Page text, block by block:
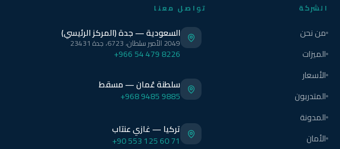
الشركة
من نحن
الميزات
الأسعار
المتدربون
المدونة
الأمان
تواصل معنا
السعودية — جدة (المركز الرئيسي)
2049 الأمير سلطان، 6723، جدة 23431
+966 54 479 8226
سلطنة عُمان — مسقط
+968 9485 9885
تركيا — غازي عنتاب
+90 553 125 60 71